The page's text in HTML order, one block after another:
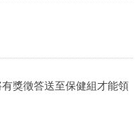
獎徵答送至保健組才能領